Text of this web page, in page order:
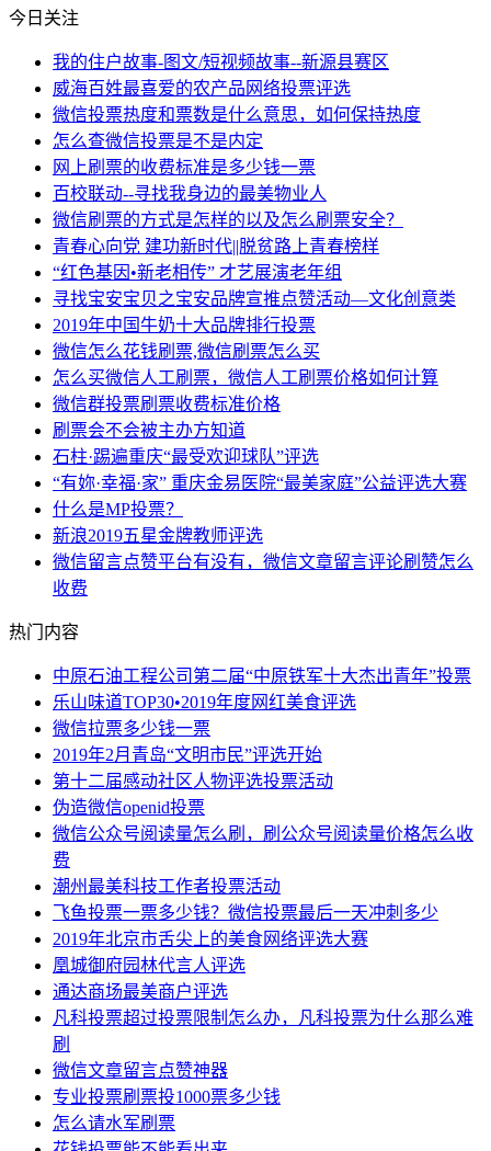
今日关注
我的住户故事-图文/短视频故事--新源县赛区
威海百姓最喜爱的农产品网络投票评选
微信投票热度和票数是什么意思，如何保持热度
怎么查微信投票是不是内定
网上刷票的收费标准是多少钱一票
百校联动--寻找我身边的最美物业人
微信刷票的方式是怎样的以及怎么刷票安全？
青春心向党 建功新时代||脱贫路上青春榜样
“红色基因•新老相传” 才艺展演老年组
寻找宝安宝贝之宝安品牌宣推点赞活动—文化创意类
2019年中国牛奶十大品牌排行投票
微信怎么花钱刷票,微信刷票怎么买
怎么买微信人工刷票，微信人工刷票价格如何计算
微信群投票刷票收费标准价格
刷票会不会被主办方知道
石柱·踢遍重庆“最受欢迎球队”评选
“有妳·幸福·家” 重庆金易医院“最美家庭”公益评选大赛
什么是MP投票？
新浪2019五星金牌教师评选
微信留言点赞平台有没有，微信文章留言评论刷赞怎么
收费
热门内容
中原石油工程公司第二届“中原铁军十大杰出青年”投票
乐山味道TOP30•2019年度网红美食评选
微信拉票多少钱一票
2019年2月青岛“文明市民”评选开始
第十二届感动社区人物评选投票活动
伪造微信openid投票
微信公众号阅读量怎么刷，刷公众号阅读量价格怎么收
费
潮州最美科技工作者投票活动
飞鱼投票一票多少钱？微信投票最后一天冲刺多少
2019年北京市舌尖上的美食网络评选大赛
凰城御府园林代言人评选
通达商场最美商户评选
凡科投票超过投票限制怎么办，凡科投票为什么那么难
刷
微信文章留言点赞神器
专业投票刷票投1000票多少钱
怎么请水军刷票